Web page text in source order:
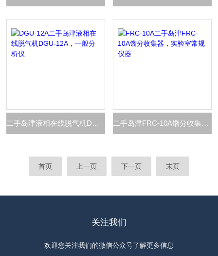
二手岛津液相在线脱气机DGU-12A，一般分析仪 二手岛津FRC-10A馏分收集器，实验室常规仪器
首页 上一页 下一页 末页
关注我们
欢迎您关注我们的微信公众号了解更多信息